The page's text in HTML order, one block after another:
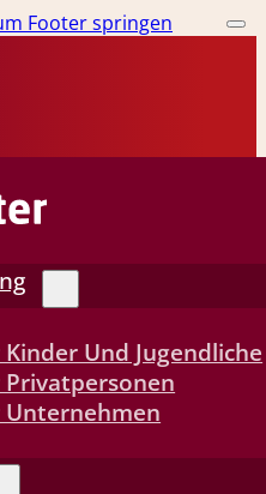
Footer springen
Und Jugendliche
Unternehmen